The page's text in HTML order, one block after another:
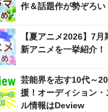
作＆話題作が勢ぞろい
【夏アニメ2026】7月
新アニメを一挙紹介！
芸能界を志す10代～
援！オーディション・
ル情報はDeview